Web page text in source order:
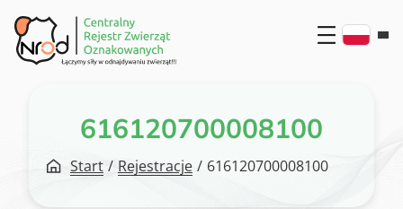
Przejdź
do
treści
616120700008100
Start / Rejestracje / 616120700008100